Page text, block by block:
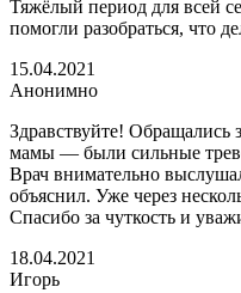
Тяжёлый период для всей
помогли разобраться, что
15.04.2021
Анонимно
Здравствуйте! Обращались
мамы — были сильные
Врач внимательно
объяснил. Уже через
Спасибо за чуткость и
18.04.2021
Игорь